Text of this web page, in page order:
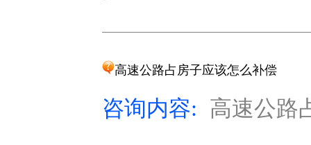
高速公路占房子应该怎么补偿
咨询内容: 高速公路